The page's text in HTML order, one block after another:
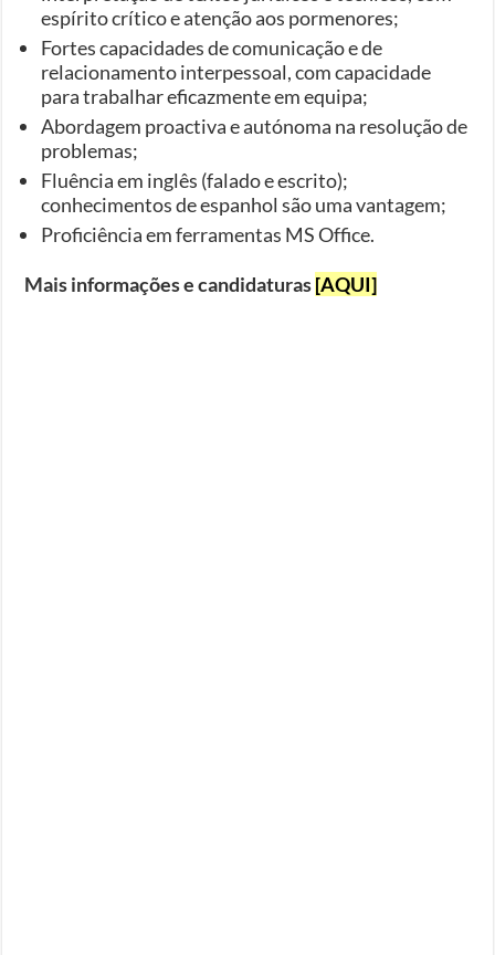
espírito crítico e atenção aos pormenores;
Fortes capacidades de comunicação e de
relacionamento interpessoal, com capacidade
para trabalhar eficazmente em equipa;
Abordagem proactiva e autónoma na resolução de
problemas;
Fluência em inglês (falado e escrito);
conhecimentos de espanhol são uma vantagem;
Proficiência em ferramentas MS Office.
Mais informações e candidaturas[AQUI]